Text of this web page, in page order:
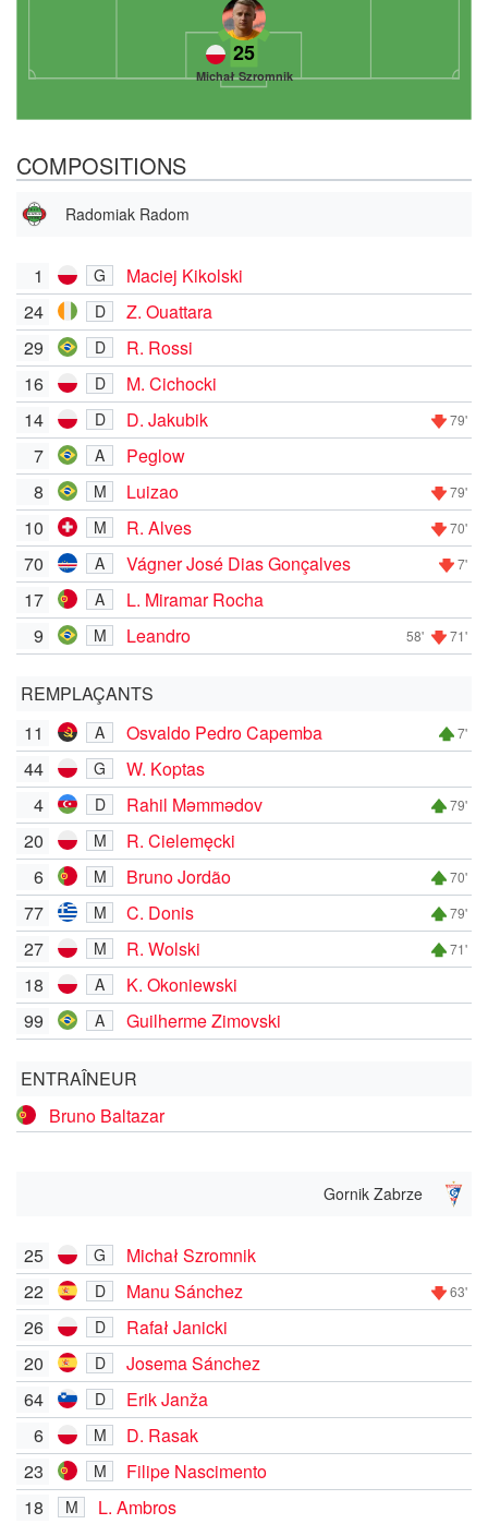
25
Michał Szromnik
COMPOSITIONS
Radomiak Radom
1 G
Maciej Kikolski
24
D
Z. Ouattara
29
D
R. Rossi
16
D
M. Cichocki
14
D D. Jakubik 79'
7 A
Peglow
8
M Luizao 79'
10 M R. Alves 70'
70 A Vágner José Dias Gonçalves 7'
17 A
L. Miramar Rocha
9
M Leandro 58' 71'
REMPLAÇANTS
11
A Osvaldo Pedro Capemba 7'
44 G
W. Koptas
4
D Rahil Məmmədov 79'
20 M
R. Cielemęcki
6
M Bruno Jordão 70'
77 M C. Donis 79'
27 M R. Wolski 71'
18 A
K. Okoniewski
99
A Guilherme Zimovski
ENTRAÎNEUR
Bruno Baltazar
Gornik Zabrze
25 G
Michał Szromnik
22
D Manu Sánchez 63'
26 D
Rafał Janicki
20
D
Josema Sánchez
64
D
Erik Janža
6
M
D. Rasak
23
M
Filipe Nascimento
18
M L. Ambros